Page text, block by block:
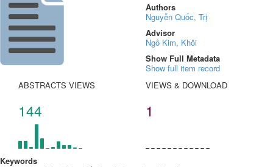
Authors
Nguyễn Quốc, Trị
Advisor
Ngô Kim, Khôi
Show Full Metadata
Show full item record
ABSTRACTS VIEWS
144
VIEWS & DOWNLOAD
1
Keywords